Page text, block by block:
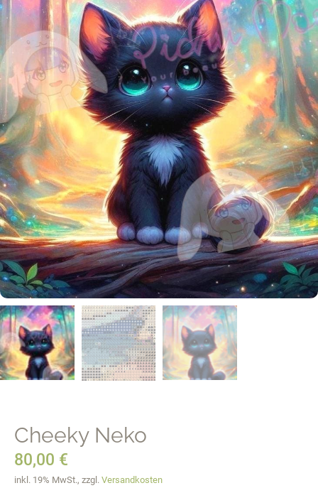
Cheeky Neko
80,00 €
inkl. 19% MwSt., zzgl. Versandkosten